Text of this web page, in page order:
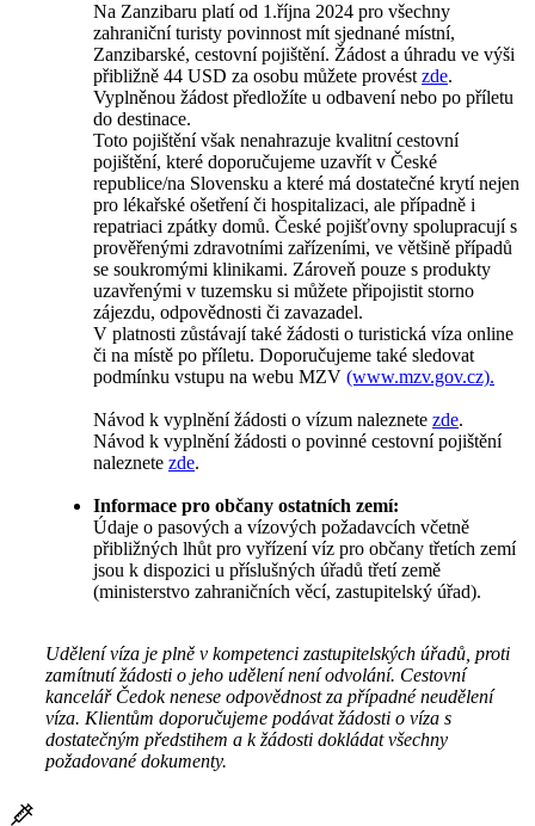
Na Zanzibaru platí od 1.října 2024 pro všechny
zahraniční turisty povinnost mít sjednané místní,
Zanzibarské, cestovní pojištění. Žádost a úhradu ve výši
přibližně 44 USD za osobu můžete provést zde.
Vyplněnou žádost předložíte u odbavení nebo po příletu
do destinace.
Toto pojištění však nenahrazuje kvalitní cestovní
pojištění, které doporučujeme uzavřít v České
republice/na Slovensku a které má dostatečné krytí nejen
pro lékařské ošetření či hospitalizaci, ale případně i
repatriaci zpátky domů. České pojišťovny spolupracují s
prověřenými zdravotními zařízeními, ve většině případů
se soukromými klinikami. Zároveň pouze s produkty
uzavřenými v tuzemsku si můžete připojistit storno
zájezdu, odpovědnosti či zavazadel.
V platnosti zůstávají také žádosti o turistická víza online
či na místě po příletu. Doporučujeme také sledovat
podmínku vstupu na webu MZV (www.mzv.gov.cz).
Návod k vyplnění žádosti o vízum naleznete zde.
Návod k vyplnění žádosti o povinné cestovní pojištění
naleznete zde.
Informace pro občany ostatních zemí:
Údaje o pasových a vízových požadavcích včetně
přibližných lhůt pro vyřízení víz pro občany třetích zemí
jsou k dispozici u příslušných úřadů třetí země
(ministerstvo zahraničních věcí, zastupitelský úřad).
Udělení víza je plně v kompetenci zastupitelských úřadů, proti
zamítnutí žádosti o jeho udělení není odvolání. Cestovní
kancelář Čedok nenese odpovědnost za případné neudělení
víza. Klientům doporučujeme podávat žádosti o víza s
dostatečným předstihem a k žádosti dokládat všechny
požadované dokumenty.